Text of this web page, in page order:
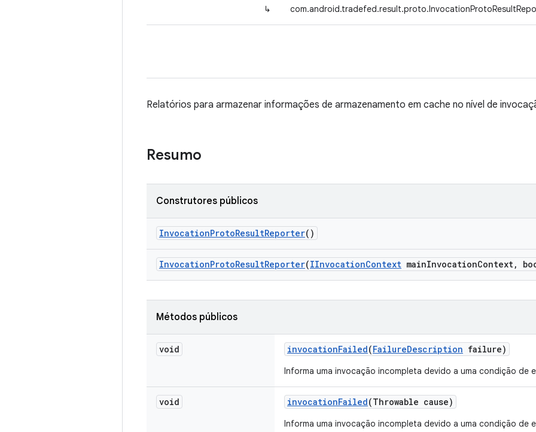
↳
Relatórios para armazenar informações de armazenamento em cache no nível de
Resumo
Construtores públicos
InvocationProtoResultReporter()
InvocationProtoResultReporter(IInvocationContext mainInvocationContext,
Métodos públicos
void invocationFailed(FailureDescription failure)
Informa uma invocação incompleta devido a uma condição de
void invocationFailed(Throwable cause)
Informa uma invocação incompleta devido a uma condição de